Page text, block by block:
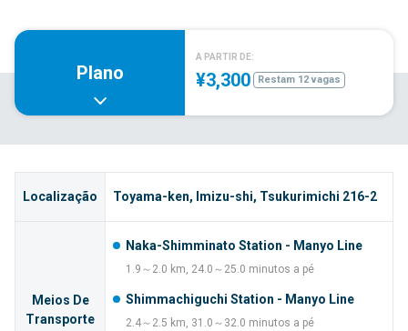
Plano
A PARTIR DE:
¥3,300 Restam 12 vagas
Localização Toyama-ken, Imizu-shi, Tsukurimichi 216-2
Meios De
Transporte
Naka-Shimminato Station - Manyo Line
1.9～2.0 km, 24.0～25.0 minutos a pé
Shimmachiguchi Station - Manyo Line
2.4～2.5 km, 31.0～32.0 minutos a pé